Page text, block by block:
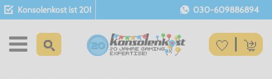
Konsolenkost ist 20! 030-609886894